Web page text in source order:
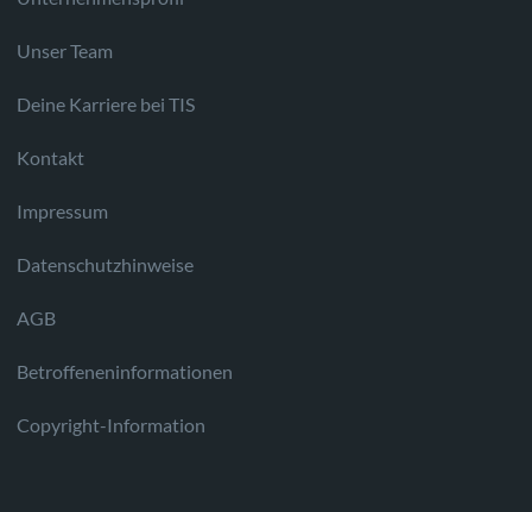
Unser Team
Deine Karriere bei TIS
Kontakt
Impressum
Datenschutzhinweise
AGB
Betroffeneninformationen
Copyright-Information